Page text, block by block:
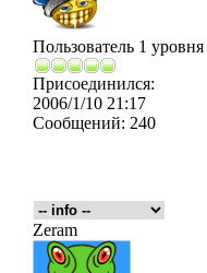
Пользователь 1 уровня
Присоединился:
2006/1/10 21:17
Сообщений: 240
Zeram